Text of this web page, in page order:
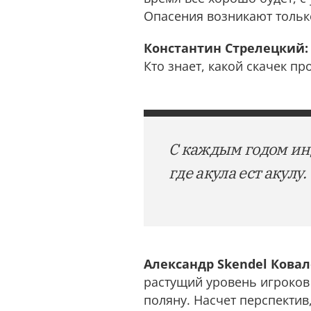
Опасения возникают
Константин Стрелецкий:
Кто знает, какой скачек
С каждым годом
где акула ест
Александр Skendel
растущий уровень
поляну. Насчет